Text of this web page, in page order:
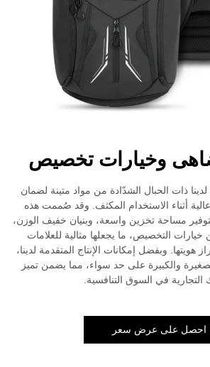
وخيارات تخصيص
ذات الحبال الشدّادة من مواد متينة لضمان
أثناء الاستخدام المكثف. وقد صُممت هذه
مساحة تخزين واسعة، وبنيان خفيف الوزن،
التخصيص، ما يجعلها مثالية للعلامات
هويتها. وبفضل إمكانات الإنتاج المتقدمة لدينا،
والكبيرة على حد سواء، مما يضمن تميز
التجارية في السوق التنافسية.
احصل على عرض سعر